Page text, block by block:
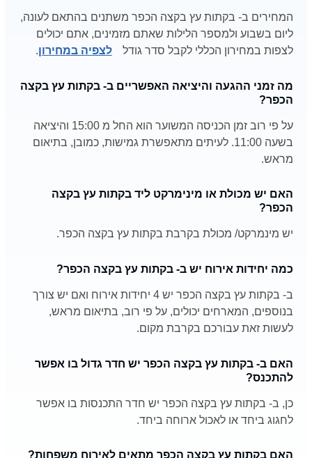
המחירים ב- בקתות עץ בקצה הכפר משתנים בהתאם לעונה,
ליום בשבוע ולמספר הלילות שאתם מזמינים, אתם יכולים
לצפות במחירון הכללי לקבל סדר גודל
לצפיה במחירון.
מה זמני ההגעה והיציאה האפשריים ב- בקתות עץ בקצה
הכפר?
על פי רוב זמן הכניסה המשוער הוא החל מ 15:00 והיציאה
בשעה 11:00. לעיתים מתאפשרת גמישות, כמובן, בתיאום
מראש.
האם יש מכולת או מינימרקט ליד בקתות עץ בקצה
הכפר?
יש מינמרקט/ מכולת בקרבת בקתות עץ בקצה הכפר.
כמה יחידות אירוח יש ב- בקתות עץ בקצה הכפר?
ב- בקתות עץ בקצה הכפר יש 4 יחידות אירוח ואם יש צורך
בנוספים, המארחים יכולים, על פי רוב, בתיאום מראש,
לעשות זאת עבורכם בקרבת מקום.
האם ב- בקתות עץ בקצה הכפר יש חדר גדול בו אפשר
להתכנס?
כן, ב- בקתות עץ בקצה הכפר יש חדר התכנסות בו אפשר
לחגוג ביחד או לאכול ארוחה ביחד.
האם בקתות עץ בקצה הכפר מתאים לאירוח משפחות?